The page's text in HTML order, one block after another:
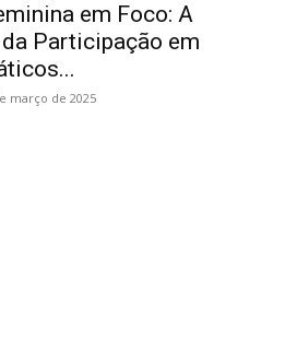
em Foco: A
Participação em
março de 2025